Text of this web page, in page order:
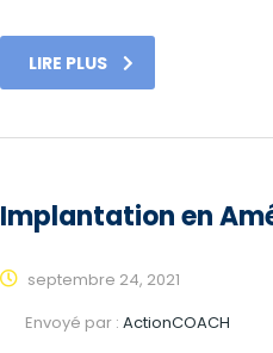
LIRE PLUS
Implantation en
septembre 24, 2021
Envoyé par : ActionCOACH